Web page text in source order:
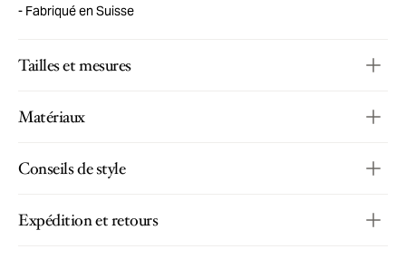
Fabriqué en Suisse
Tailles et mesures
Matériaux
Conseils de style
Expédition et retours